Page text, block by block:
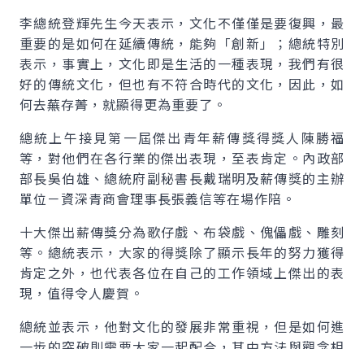
李總統登輝先生今天表示，文化不僅僅是要復興，最
重要的是如何在延續傳統，能夠「創新」；總統特別
表示，事實上，文化即是生活的一種表現，我們有很
好的傳統文化，但也有不符合時代的文化，因此，如
何去蕪存菁，就顯得更為重要了。
總統上午接見第一屆傑出青年薪傳獎得獎人陳勝福
等，對他們在各行業的傑出表現，至表肯定。內政部
部長吳伯雄、總統府副秘書長戴瑞明及薪傳獎的主辦
單位－資深青商會理事長張義信等在場作陪。
十大傑出薪傳獎分為歌仔戲、布袋戲、傀儡戲、雕刻
等。總統表示，大家的得獎除了顯示長年的努力獲得
肯定之外，也代表各位在自己的工作領域上傑出的表
現，值得令人慶賀。
總統並表示，他對文化的發展非常重視，但是如何進